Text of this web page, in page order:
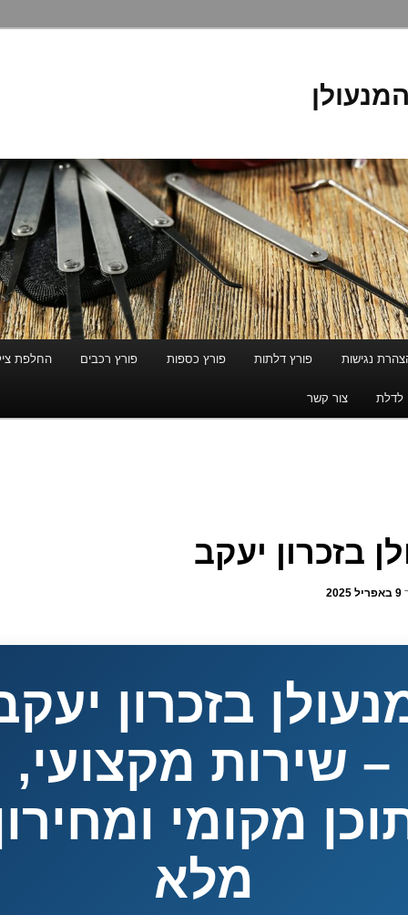
נגישות פורץ דלתות פורץ כספות פורץ רכבים החלפת
לדלת צור קשר
בזכרון יעקב
9 באפריל 2025
בזכרון
– שירות מקצועי,
מקומי
מלא